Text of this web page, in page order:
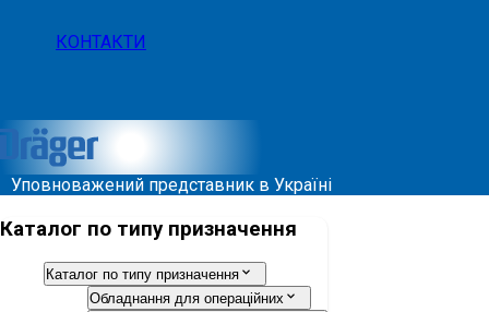
КОНТАКТИ
Уповноважений представник в Україні
Каталог по типу призначення
Каталог по типу призначення
Обладнання для операційних